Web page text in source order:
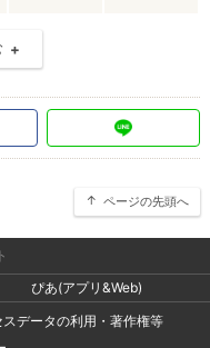
ページの先頭へ
ぴあ(アプリ&Web)
スデータの利用・著作権等